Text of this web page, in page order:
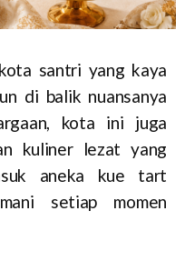
santri yang kaya
di balik nuansanya
kota ini juga
kuliner lezat yang
aneka kue tart
setiap momen